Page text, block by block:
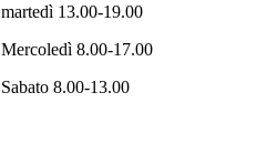
martedì 13.00-19.00
Mercoledì 8.00-17.00
Sabato 8.00-13.00